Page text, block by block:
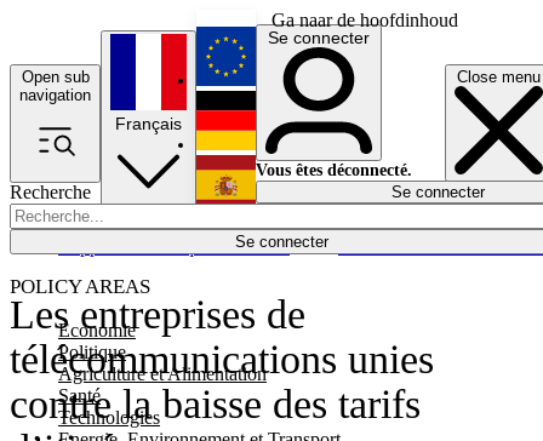
Ga naar de hoofdinhoud
Open sub
navigation
Close menu
Recherche
Se connecter
POLICY AREAS
Economie
Politique
Agriculture et Alimentation
Santé
Technologies
Économie
Français
English
Deutsch
Español
Se connecter
Vous êtes déconnecté.
Se connecter
Les entreprises de
télécommunications unies
contre la baisse des tarifs